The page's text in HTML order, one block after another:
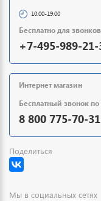
10:00-19:00
Бесплатно для
+7-495-989-21-
Интернет магазин
Бесплатный звонок по
8 800 775-70-31
Поделиться
Мы в социальных сетях